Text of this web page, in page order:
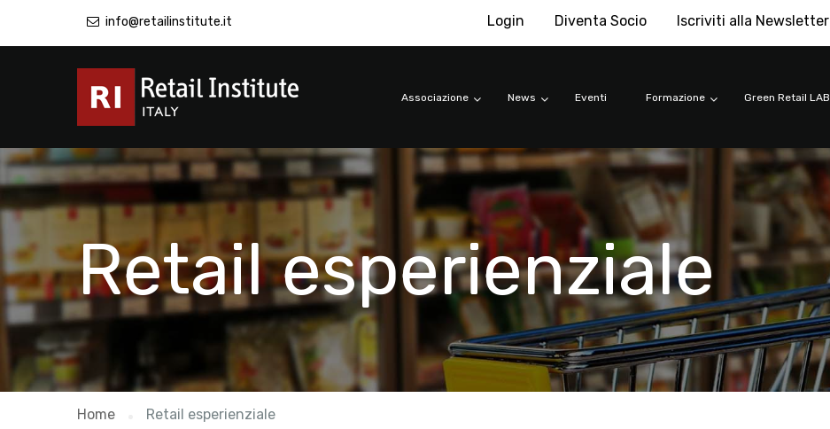
info@retailinstitute.it Login Diventa Socio Iscriviti alla Newsletter
Associazione News Eventi Formazione Green Retail LAB
Retail esperienziale
Home Retail esperienziale